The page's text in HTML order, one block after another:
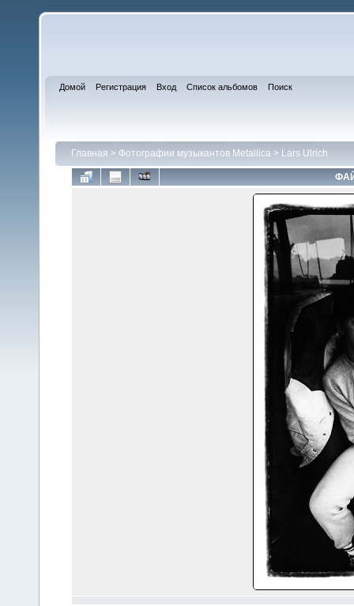
Домой Регистрация Вход Список альбомов Поиск
Главная > Фотографии музыкантов Metallica > Lars Ulrich